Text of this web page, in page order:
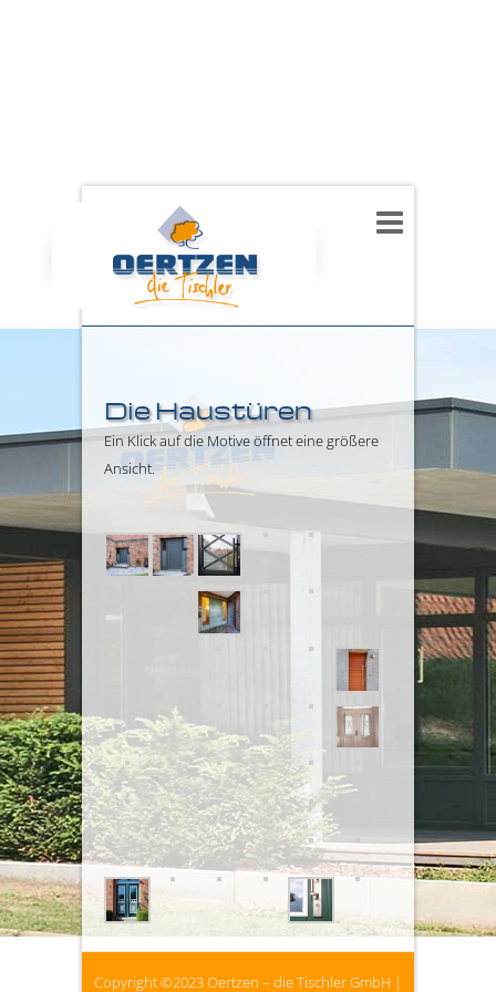
Die Haustüren
Ein Klick auf die Motive öffnet eine größere
Ansicht.
Copyright ©2023Oertzen – die Tischler GmbH |